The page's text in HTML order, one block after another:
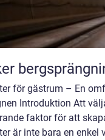
för gästrum – En
Introduktion Att
faktor för att
är inte bara en enkel